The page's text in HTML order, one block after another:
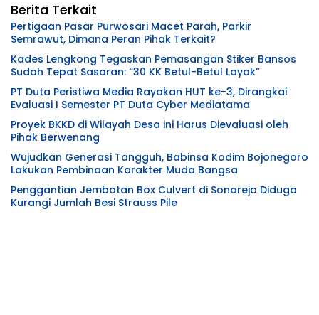
Berita Terkait
Pertigaan Pasar Purwosari Macet Parah, Parkir
Semrawut, Dimana Peran Pihak Terkait?
Kades Lengkong Tegaskan Pemasangan Stiker Bansos
Sudah Tepat Sasaran: “30 KK Betul-Betul Layak”
PT Duta Peristiwa Media Rayakan HUT ke-3, Dirangkai
Evaluasi I Semester PT Duta Cyber Mediatama
Proyek BKKD di Wilayah Desa ini Harus Dievaluasi oleh
Pihak Berwenang
Wujudkan Generasi Tangguh, Babinsa Kodim Bojonegoro
Lakukan Pembinaan Karakter Muda Bangsa
Penggantian Jembatan Box Culvert di Sonorejo Diduga
Kurangi Jumlah Besi Strauss Pile